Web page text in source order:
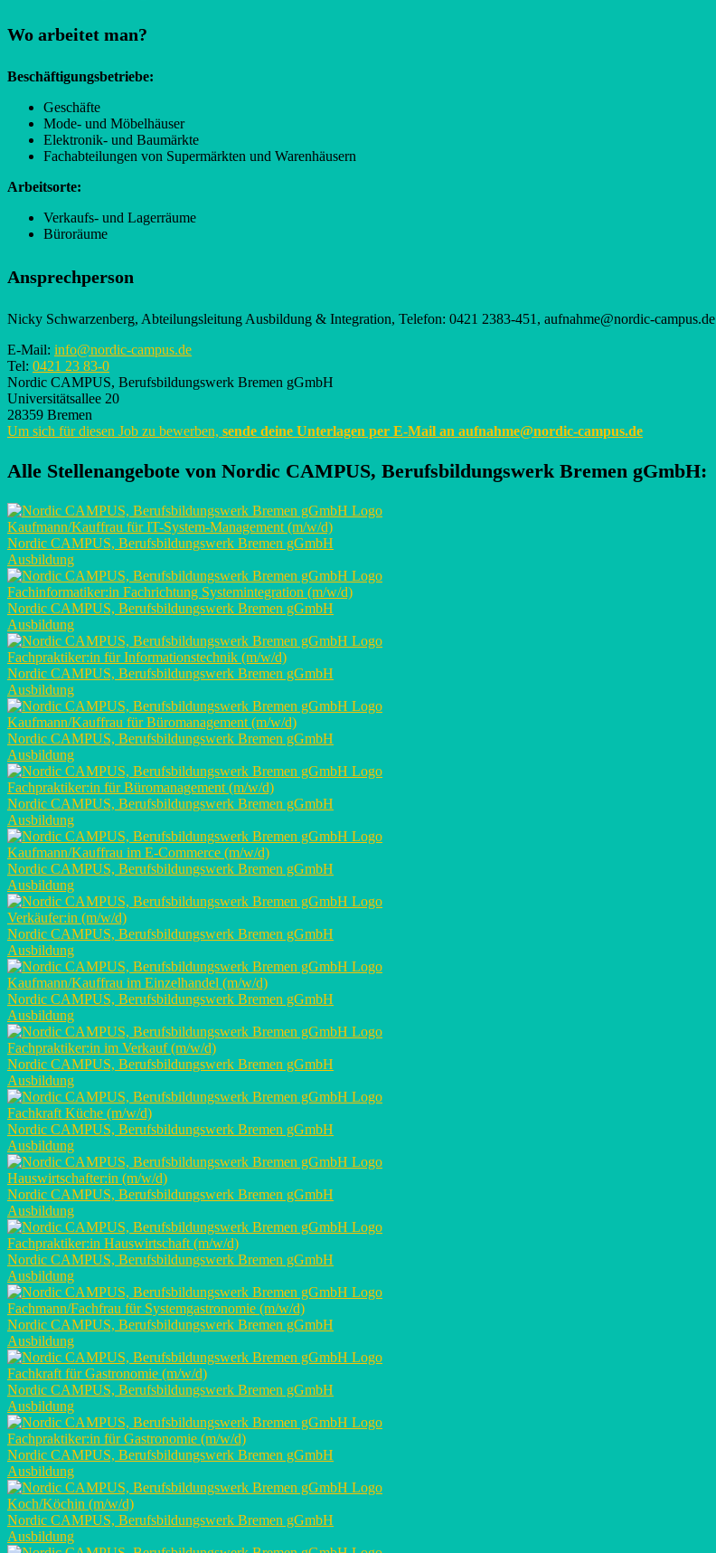
Wo arbeitet man?
Beschäftigungsbetriebe:
Geschäfte
Mode- und Möbelhäuser
Elektronik- und Baumärkte
Fachabteilungen von Supermärkten und Warenhäusern
Arbeitsorte:
Verkaufs- und Lagerräume
Büroräume
Ansprechperson
Nicky Schwarzenberg, Abteilungsleitung Ausbildung & Integration, Telefon: 0421 2383-451, aufnahme@nordic-campus.de
E-Mail: info@nordic-campus.de
Tel: 0421 23 83-0
Nordic CAMPUS, Berufsbildungswerk Bremen gGmbH
Universitätsallee 20
28359 Bremen
Um sich für diesen Job zu bewerben, sende deine Unterlagen per E-Mail an aufnahme@nordic-campus.de
Alle Stellenangebote von Nordic CAMPUS, Berufsbildungswerk Bremen gGmbH:
Kaufmann/Kauffrau für IT-System-Management (m/w/d)
Nordic CAMPUS, Berufsbildungswerk Bremen gGmbH
Ausbildung
Fachinformatiker:in Fachrichtung Systemintegration (m/w/d)
Nordic CAMPUS, Berufsbildungswerk Bremen gGmbH
Ausbildung
Fachpraktiker:in für Informationstechnik (m/w/d)
Nordic CAMPUS, Berufsbildungswerk Bremen gGmbH
Ausbildung
Kaufmann/Kauffrau für Büromanagement (m/w/d)
Nordic CAMPUS, Berufsbildungswerk Bremen gGmbH
Ausbildung
Fachpraktiker:in für Büromanagement (m/w/d)
Nordic CAMPUS, Berufsbildungswerk Bremen gGmbH
Ausbildung
Kaufmann/Kauffrau im E-Commerce (m/w/d)
Nordic CAMPUS, Berufsbildungswerk Bremen gGmbH
Ausbildung
Verkäufer:in (m/w/d)
Nordic CAMPUS, Berufsbildungswerk Bremen gGmbH
Ausbildung
Kaufmann/Kauffrau im Einzelhandel (m/w/d)
Nordic CAMPUS, Berufsbildungswerk Bremen gGmbH
Ausbildung
Fachpraktiker:in im Verkauf (m/w/d)
Nordic CAMPUS, Berufsbildungswerk Bremen gGmbH
Ausbildung
Fachkraft Küche (m/w/d)
Nordic CAMPUS, Berufsbildungswerk Bremen gGmbH
Ausbildung
Hauswirtschafter:in (m/w/d)
Nordic CAMPUS, Berufsbildungswerk Bremen gGmbH
Ausbildung
Fachpraktiker:in Hauswirtschaft (m/w/d)
Nordic CAMPUS, Berufsbildungswerk Bremen gGmbH
Ausbildung
Fachmann/Fachfrau für Systemgastronomie (m/w/d)
Nordic CAMPUS, Berufsbildungswerk Bremen gGmbH
Ausbildung
Fachkraft für Gastronomie (m/w/d)
Nordic CAMPUS, Berufsbildungswerk Bremen gGmbH
Ausbildung
Fachpraktiker:in für Gastronomie (m/w/d)
Nordic CAMPUS, Berufsbildungswerk Bremen gGmbH
Ausbildung
Koch/Köchin (m/w/d)
Nordic CAMPUS, Berufsbildungswerk Bremen gGmbH
Ausbildung